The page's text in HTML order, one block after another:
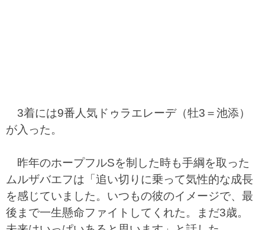
3着には9番人気ドゥラエレーデ（牡3＝池添）
が入った。
昨年のホープフルSを制した時も手綱を取った
ムルザバエフは「追い切りに乗って気性的な成長
を感じていました。いつもの彼のイメージで、最
後まで一生懸命ファイトしてくれた。まだ3歳。